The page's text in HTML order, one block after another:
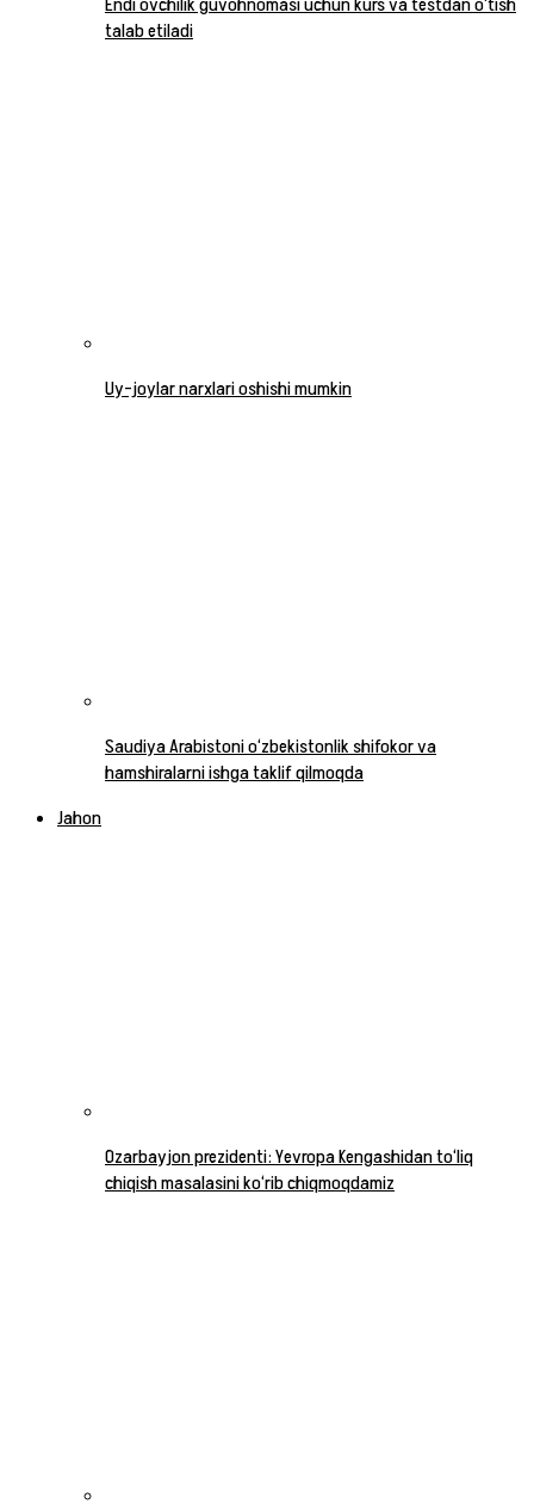
Endi ovchilik guvohnomasi uchun kurs va testdan o‘tish
talab etiladi
Uy-joylar narxlari oshishi mumkin
Saudiya Arabistoni o‘zbekistonlik shifokor va
hamshiralarni ishga taklif qilmoqda
Jahon
Ozarbayjon prezidenti: Yevropa Kengashidan to‘liq
chiqish masalasini ko‘rib chiqmoqdamiz